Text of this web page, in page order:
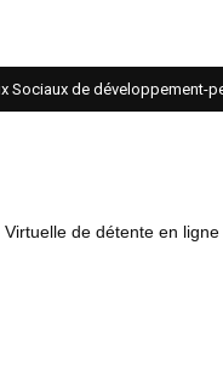
Sociaux de développement-
Virtuelle de détente en ligne